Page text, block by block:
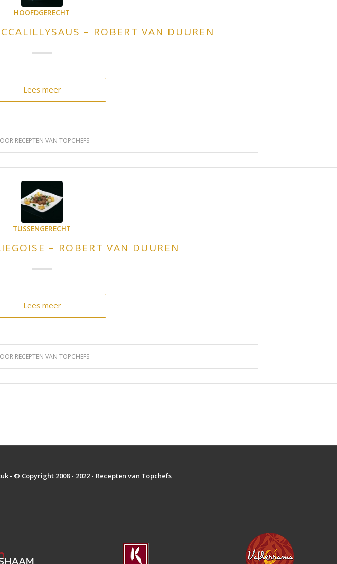
HOOFDGERECHT
– ROBERT VAN DUUREN
Lees meer
RECEPTEN VAN TOPCHEFS
TUSSENGERECHT
– ROBERT VAN DUUREN
Lees meer
RECEPTEN VAN TOPCHEFS
- © Copyright 2008 - 2022 - Recepten van Topchefs